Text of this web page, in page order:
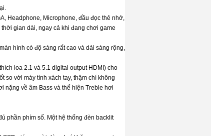
Headphone, Microphone, đầu đọc thẻ nhớ,
gian dài, ngay cả khi đang chơi game
hình có độ sáng rất cao và dải sáng rộng,
loa 2.1 và 5.1 digital output HDMI) cho
so với máy tính xách tay, thậm chí không
nặng về âm Bass và thể hiện Treble hơi
phần phím số. Một hệ thống đèn backlit